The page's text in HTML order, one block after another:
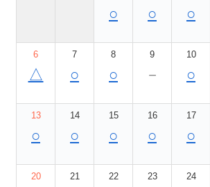
○ ○ ○
6
△
7
○
8
○
9
－
10
○
13
○
14
○
15
○
16
○
17
○
20 21 22 23 24